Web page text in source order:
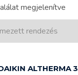
megjelenítve
ALTHERMA 3